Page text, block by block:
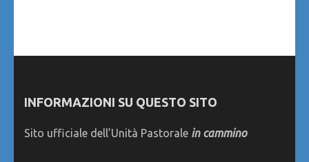
INFORMAZIONI SU QUESTO SITO
Sito ufficiale dell’Unità Pastorale in cammino